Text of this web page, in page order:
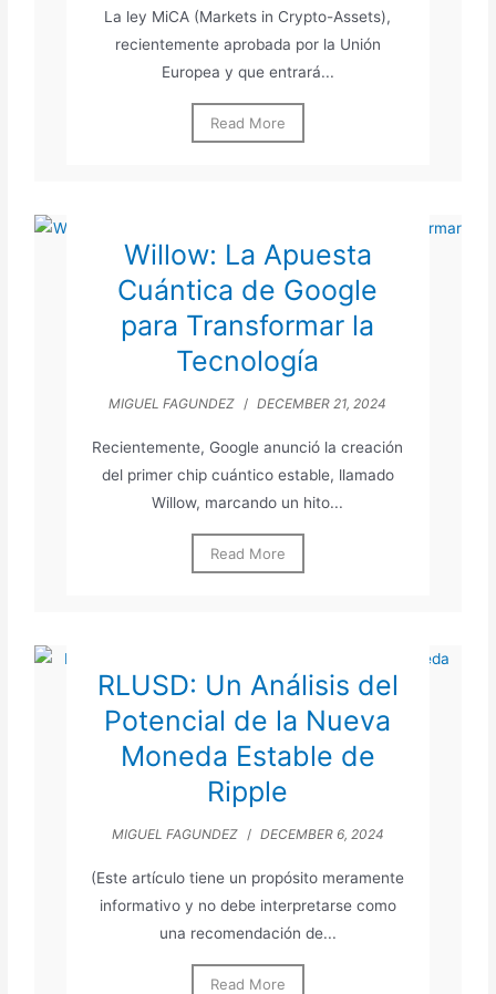
La ley MiCA (Markets in Crypto-Assets),
recientemente aprobada por la Unión
Europea y que entrará...
Read More
Willow: La Apuesta
Cuántica de Google
para Transformar la
Tecnología
MIGUEL FAGUNDEZ / DECEMBER 21, 2024
Recientemente, Google anunció la creación
del primer chip cuántico estable, llamado
Willow, marcando un hito...
Read More
RLUSD: Un Análisis del
Potencial de la Nueva
Moneda Estable de
Ripple
MIGUEL FAGUNDEZ / DECEMBER 6, 2024
(Este artículo tiene un propósito meramente
informativo y no debe interpretarse como
una recomendación de...
Read More